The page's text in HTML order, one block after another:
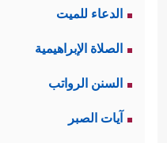
الدعاء للميت
الصلاة الإبراهيمية
السنن الرواتب
آيات الصبر